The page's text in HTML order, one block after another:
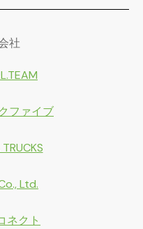
社
ファイブ
Ltd.
ネクト